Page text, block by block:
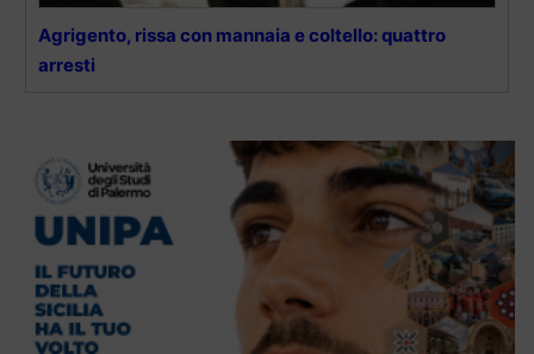
Agrigento, rissa con mannaia e coltello: quattro
arresti